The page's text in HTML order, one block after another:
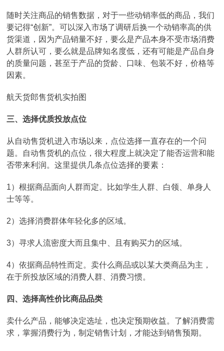
随时关注商品的销售数据，对于一些动销率低的商品，我们
要记得“创新”。可以深入市场了调研后换一个动销率高的供
货渠道，因为产品销量不好，要么是产品本身不受市场消费
人群所认可，要么就是品牌知名度低，还有可能是产品自身
的质量问题，甚至于产品的货龄、口味、包装不好，价格等
因素。
航天货郎售货机实拍图
三、选择优质投放点位
从自动售货机进入市场以来，点位选择一直存在的一个问
题。自动售货机的点位，很大程度上就决定了能否运营和能
否带来利润。这里提供几条点位选择的要素：
1）根据商品面向人群而定。比如学生人群、白领、单身人
士等等。
2）选择消费群体年轻化多的区域。
3）寻求人流密度大而且集中、且有购买力的区域。
4）依据商品特性而定。卖什么商品或以某大类商品为主，
在于所投放区域的消费人群、消费习惯。
四、选择高性价比商品品类
卖什么产品，能够决定选址，也决定预期收益。了解消费需
求，掌握消费行为，制定销售计划，才能达到销售预期。